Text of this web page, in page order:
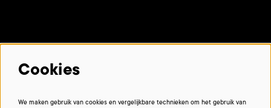
Cookies
We maken gebruik van cookies en vergelijkbare technieken om het gebruik van